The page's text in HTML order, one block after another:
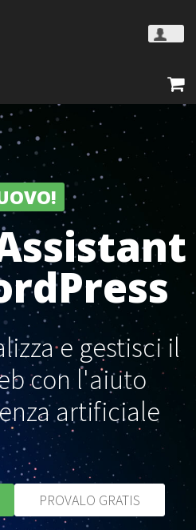
e gestisci il
con l'aiuto
artificiale
PROVALO GRATIS